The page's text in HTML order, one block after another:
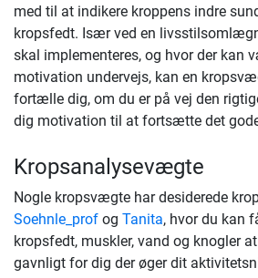
med til at indikere kroppens indre
kropsfedt. Især ved en
skal implementeres, og hvor der kan
motivation undervejs, kan en
fortælle dig, om du er på vej den
dig motivation til at fortsætte det
Kropsanalysevægte
Nogle kropsvægte har desiderede
Soehnle_prof og Tanita, hvor du kan
kropsfedt, muskler, vand og knogler
gavnligt for dig der øger dit